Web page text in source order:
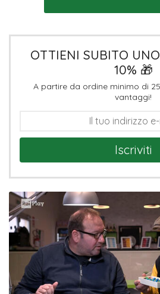
OTTIENI SUBITO
10% 🎁
A partire da ordine minimo di
vantaggi!
Iscriviti